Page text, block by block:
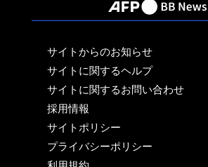
サイトからのお知らせ
サイトに関するヘルプ
サイトに関するお問い合わせ
採用情報
サイトポリシー
プライバシーポリシー